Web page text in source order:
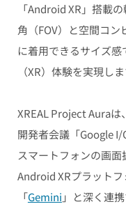
「Android XR」搭載
角（FOV）と空間コ
に着用できるサイズ
（XR）体験を実現しま
XREAL Project Auraは
開発者会議「Google
スマートフォンの画面
Android XRプラット
「Gemini 」と深く連